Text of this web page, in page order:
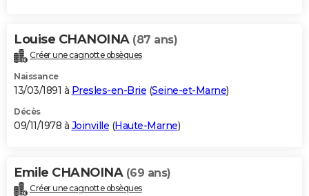
Louise CHANOINA (87 ans)
Créer une cagnotte obsèques
Naissance
13/03/1891 à Presles-en-Brie (Seine-et-Marne)
Décès
09/11/1978 à Joinville (Haute-Marne)
Emile CHANOINA (69 ans)
Créer une cagnotte obsèques